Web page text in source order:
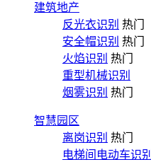
建筑地产
反光衣识别 热门
安全帽识别 热门
火焰识别 热门
重型机械识别
烟雾识别 热门
智慧园区
离岗识别 热门
电梯间电动车识别